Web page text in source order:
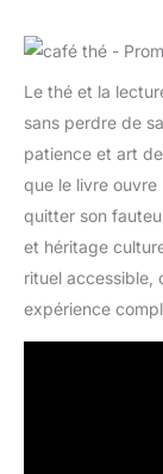
Le thé et la
sans perdre de
patience et art
que le livre ouvre
quitter son
et héritage
rituel accessible,
expérience